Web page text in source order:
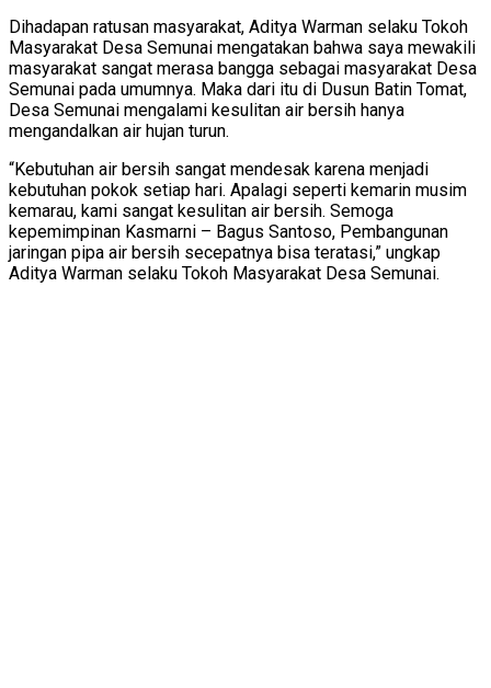
Dihadapan ratusan masyarakat, Aditya Warman selaku Tokoh
Masyarakat Desa Semunai mengatakan bahwa saya mewakili
masyarakat sangat merasa bangga sebagai masyarakat Desa
Semunai pada umumnya. Maka dari itu di Dusun Batin Tomat,
Desa Semunai mengalami kesulitan air bersih hanya
mengandalkan air hujan turun.
“Kebutuhan air bersih sangat mendesak karena menjadi
kebutuhan pokok setiap hari. Apalagi seperti kemarin musim
kemarau, kami sangat kesulitan air bersih. Semoga
kepemimpinan Kasmarni – Bagus Santoso, Pembangunan
jaringan pipa air bersih secepatnya bisa teratasi,” ungkap
Aditya Warman selaku Tokoh Masyarakat Desa Semunai.